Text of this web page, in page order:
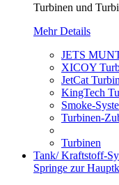
Turbinen und
Mehr Details
JETS
XICOY
JetCat
KingTech
Smoke-
Turbinen-
Turbinen
Tank/ Kraftstoff-
Springe zur